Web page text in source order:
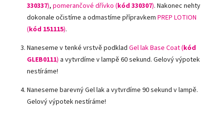
330337), pomerančové dřívko (kód 330307). Nakonec nehty
dokonale očistíme a odmastíme přípravkem PREP LOTION
(kód 151115).
Naneseme v tenké vrstvě podklad Gel lak Base Coat (kód
GLEB0111) a vytvrdíme v lampě 60 sekund. Gelový výpotek
nestíráme!
Naneseme barevný Gel lak a vytvrdíme 90 sekund v lampě.
Gelový výpotek nestíráme!